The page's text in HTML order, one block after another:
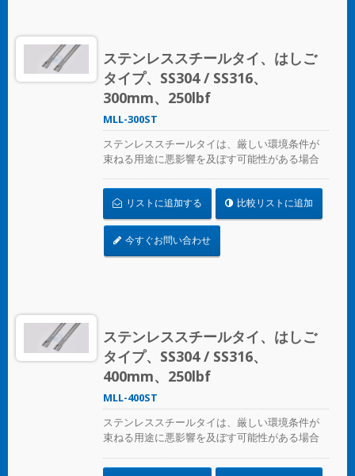
ステンレススチールタイ、はしご
タイプ、SS304 / SS316、
300mm、250lbf
MLL-300ST
ステンレススチールタイは、厳しい環境条件が
束ねる用途に悪影響を及ぼす可能性がある場合
固定するために設計されています。腐食、振
動、風化、放射線、温度の極端な変化が懸念さ
れる場所で使用され、ステンレススチールタイ
はほぼすべての屋内、屋外、地下の用途で使用
できます。
リストに追加する 比較リストに追加
今すぐお問い合わせ
ステンレススチールタイ、はしご
タイプ、SS304 / SS316、
400mm、250lbf
MLL-400ST
ステンレススチールタイは、厳しい環境条件が
束ねる用途に悪影響を及ぼす可能性がある場合
固定するために設計されています。腐食、振